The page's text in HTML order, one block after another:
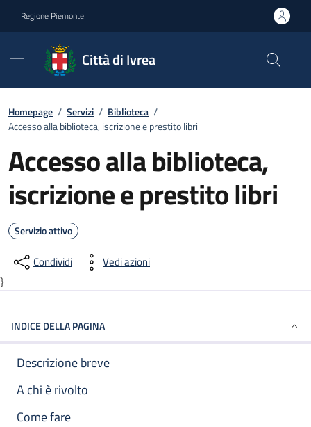
Regione Piemonte
Città di Ivrea
Homepage / Servizi / Biblioteca /
Accesso alla biblioteca, iscrizione e prestito libri
Accesso alla biblioteca,
iscrizione e prestito libri
Servizio attivo
Condividi Vedi azioni
}
INDICE DELLA PAGINA
Descrizione breve
A chi è rivolto
Come fare